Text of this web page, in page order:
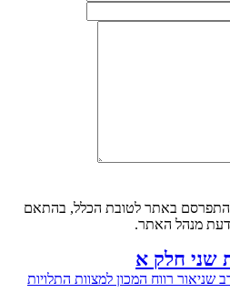
באתר לטובת הכלל, בהתאם
דעת מנהל האתר.
שני חלק א